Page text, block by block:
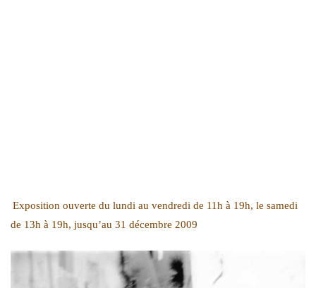
Exposition ouverte du lundi au vendredi de 11h à 19h, le samedi
de 13h à 19h, jusqu’au 31 décembre 2009